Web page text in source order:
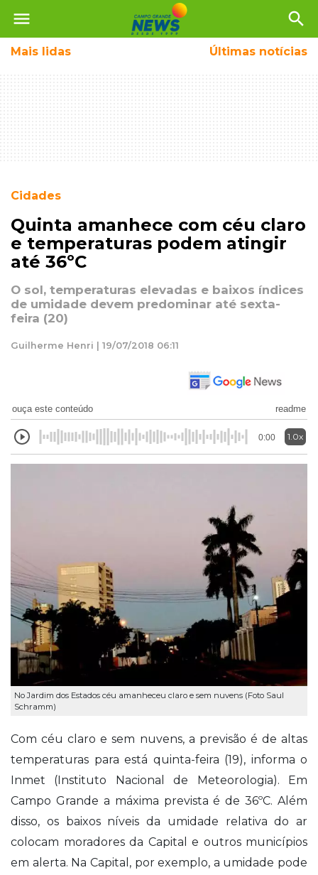
menu search
Mais lidas Últimas notícias
Cidades
Quinta amanhece com céu claro
e temperaturas podem atingir
até 36ºC
O sol, temperaturas elevadas e baixos índices
de umidade devem predominar até sexta-
feira (20)
Guilherme Henri | 19/07/2018 06:11
ouça este conteúdo readme
0:00 1.0x
No Jardim dos Estados céu amanheceu claro e sem nuvens (Foto Saul
Schramm)
Com céu claro e sem nuvens, a previsão é de altas
temperaturas para está quinta-feira (19), informa o
Inmet (Instituto Nacional de Meteorologia). Em
Campo Grande a máxima prevista é de 36ºC. Além
disso, os baixos níveis da umidade relativa do ar
colocam moradores da Capital e outros municípios
em alerta. Na Capital, por exemplo, a umidade pode